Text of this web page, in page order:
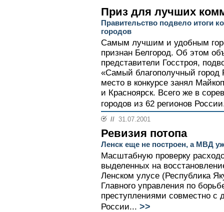
Приз для лучших
Правительство подвело итоги
городов
Самым лучшим и удобным
признан Белгород. Об этом
представители Госстроя,
«Самый благополучный город
место в конкурсе занял
и Красноярск. Всего же в
городов из 62 регионов
// 31.07.2001
Ревизия потопа
Ленск еще не построен, а МВД
Масштабную проверку
выделенных на
Ленском улусе (Республика
Главного управления по
преступлениями совместно
России... >>